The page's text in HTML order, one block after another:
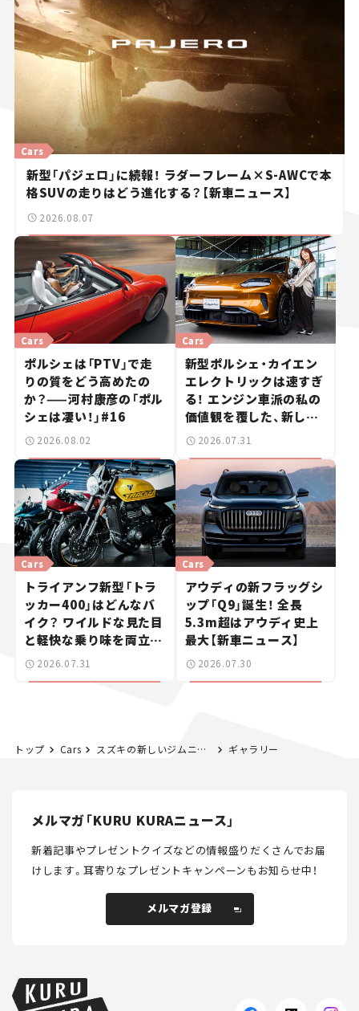
新型「パジェロ」に続報！ ラダーフレーム×S-AWCで本
格SUVの走りはどう進化する？【新車ニュース】
Cars
2026.08.07
ポルシェは「PTV」で走
りの質をどう高めたの
か？——河村康彦の「ポル
シェは凄い！」#16
Cars
2026.08.02
新型ポルシェ・カイエン
エレクトリックは速すぎ
る！ エンジン車派の私の
価値観を覆した、新しい
ポルシェの走り。
Cars
2026.07.31
トライアンフ新型「トラ
ッカー400」はどんなバ
イク？ ワイルドな見た目
と軽快な乗り味を両立し
た400ccフラットトラッ
Cars
2026.07.31
アウディの新フラッグシ
ップ「Q9」誕生！ 全長
5.3m超はアウディ史上
最大【新車ニュース】
Cars
2026.07.30
トップ Cars スズキの新しいジムニーはACC追加など安全装備が盛りだくさん！ 改良新型「ジムニー/ジムニー シエラ」が11月発売！【新車ニュース】 ギャラリー
メルマガ「KURU KURAニュース」
新着記事やプレゼントクイズなどの情報盛りだくさんでお届
けします。耳寄りなプレゼントキャンペーンもお知らせ中！
メルマガ登録